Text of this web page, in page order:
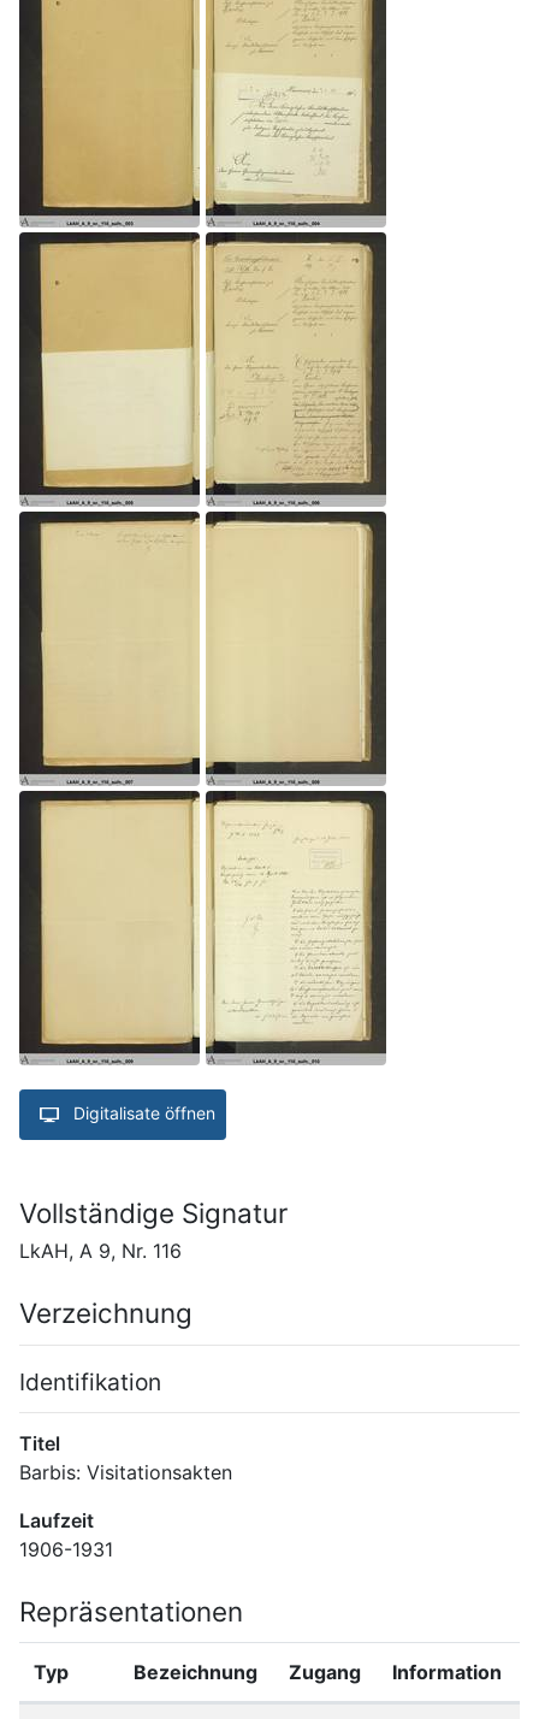
Digitalisate öffnen
Vollständige Signatur
LkAH, A 9, Nr. 116
Verzeichnung
Identifikation
Titel
Barbis: Visitationsakten
Laufzeit
1906-1931
Repräsentationen
Typ Bezeichnung Zugang Information